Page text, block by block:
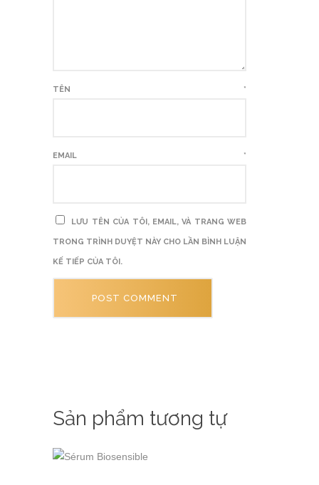
TÊN *
EMAIL *
LƯU TÊN CỦA TÔI, EMAIL, VÀ TRANG WEB
TRONG TRÌNH DUYỆT NÀY CHO LẦN BÌNH LUẬN
KẾ TIẾP CỦA TÔI.
Sản phẩm tương tự